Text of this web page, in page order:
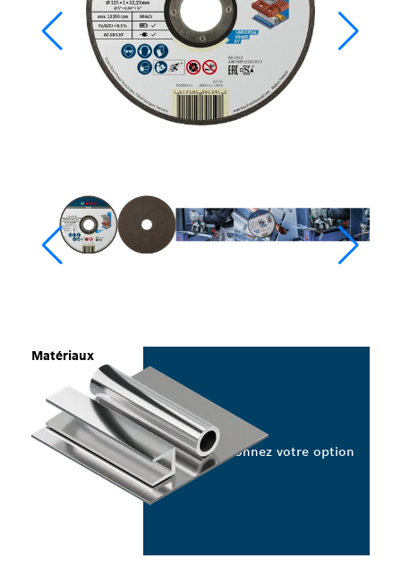
Matériaux
Sélectionnez votre option